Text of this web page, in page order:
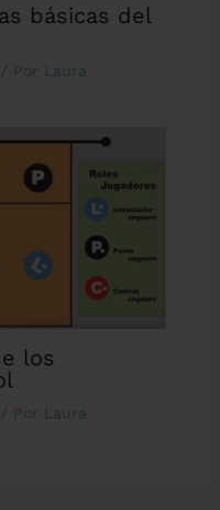
básicas del
/ Por Laura
los
/ Por Laura